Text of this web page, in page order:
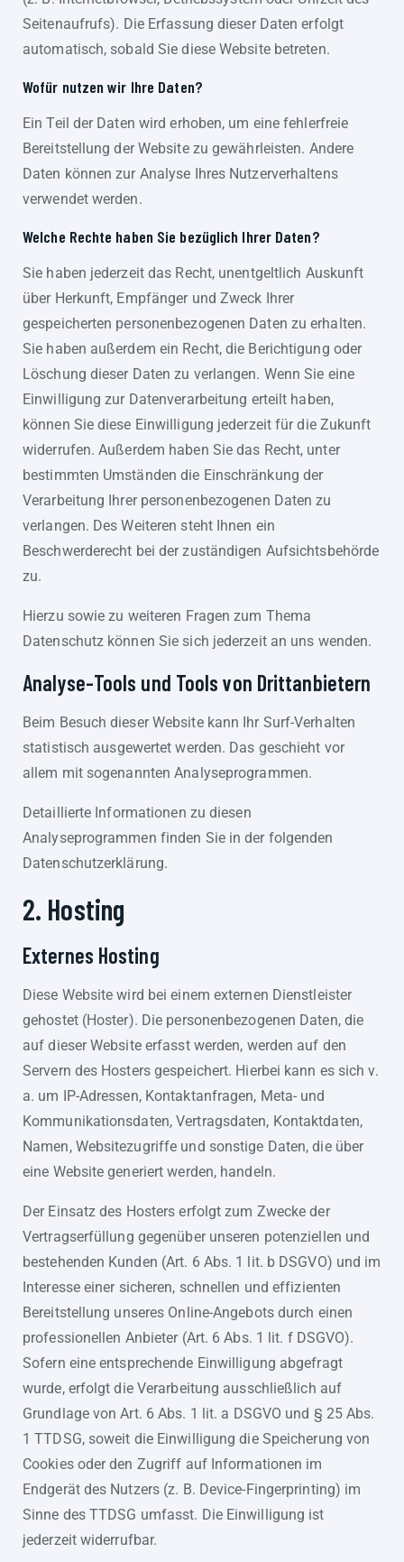
Seitenaufrufs). Die Erfassung dieser Daten erfolgt
automatisch, sobald Sie diese Website betreten.
Wofür nutzen wir Ihre Daten?
Ein Teil der Daten wird erhoben, um eine fehlerfreie
Bereitstellung der Website zu gewährleisten. Andere
Daten können zur Analyse Ihres Nutzerverhaltens
verwendet werden.
Welche Rechte haben Sie bezüglich Ihrer Daten?
Sie haben jederzeit das Recht, unentgeltlich Auskunft
über Herkunft, Empfänger und Zweck Ihrer
gespeicherten personenbezogenen Daten zu erhalten.
Sie haben außerdem ein Recht, die Berichtigung oder
Löschung dieser Daten zu verlangen. Wenn Sie eine
Einwilligung zur Datenverarbeitung erteilt haben,
können Sie diese Einwilligung jederzeit für die Zukunft
widerrufen. Außerdem haben Sie das Recht, unter
bestimmten Umständen die Einschränkung der
Verarbeitung Ihrer personenbezogenen Daten zu
verlangen. Des Weiteren steht Ihnen ein
Beschwerderecht bei der zuständigen Aufsichtsbehörde
zu.
Hierzu sowie zu weiteren Fragen zum Thema
Datenschutz können Sie sich jederzeit an uns wenden.
Analyse-Tools und Tools von Dritt­anbietern
Beim Besuch dieser Website kann Ihr Surf-Verhalten
statistisch ausgewertet werden. Das geschieht vor
allem mit sogenannten Analyseprogrammen.
Detaillierte Informationen zu diesen
Analyseprogrammen finden Sie in der folgenden
Datenschutzerklärung.
2. Hosting
Externes Hosting
Diese Website wird bei einem externen Dienstleister
gehostet (Hoster). Die personenbezogenen Daten, die
auf dieser Website erfasst werden, werden auf den
Servern des Hosters gespeichert. Hierbei kann es sich v.
a. um IP-Adressen, Kontaktanfragen, Meta- und
Kommunikationsdaten, Vertragsdaten, Kontaktdaten,
Namen, Websitezugriffe und sonstige Daten, die über
eine Website generiert werden, handeln.
Der Einsatz des Hosters erfolgt zum Zwecke der
Vertragserfüllung gegenüber unseren potenziellen und
bestehenden Kunden (Art. 6 Abs. 1 lit. b DSGVO) und im
Interesse einer sicheren, schnellen und effizienten
Bereitstellung unseres Online-Angebots durch einen
professionellen Anbieter (Art. 6 Abs. 1 lit. f DSGVO).
Sofern eine entsprechende Einwilligung abgefragt
wurde, erfolgt die Verarbeitung ausschließlich auf
Grundlage von Art. 6 Abs. 1 lit. a DSGVO und § 25 Abs.
1 TTDSG, soweit die Einwilligung die Speicherung von
Cookies oder den Zugriff auf Informationen im
Endgerät des Nutzers (z. B. Device-Fingerprinting) im
Sinne des TTDSG umfasst. Die Einwilligung ist
jederzeit widerrufbar.